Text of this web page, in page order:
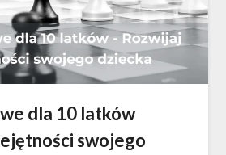
dla 10 latków
swojego